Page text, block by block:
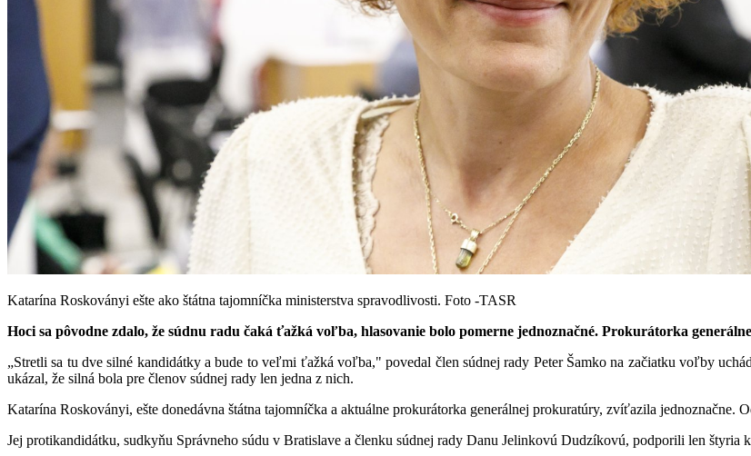
Katarína Roskoványi ešte ako štátna tajomníčka ministerstva spravodlivosti. Foto -TASR
Hoci sa pôvodne zdalo, že súdnu radu čaká ťažká voľba, hlasovanie bolo pomerne jednoznačné. Prokurátorka
„Stretli sa tu dve silné kandidátky a bude to veľmi ťažká voľba," povedal člen súdnej rady Peter Šamko na začiatku voľby
ukázal, že silná bola pre členov súdnej rady len jedna z nich.
Katarína Roskoványi, ešte donedávna štátna tajomníčka a aktuálne prokurátorka generálnej prokuratúry, zvíťazila jednoznačne.
Jej protikandidátku, sudkyňu Správneho súdu v Bratislave a členku súdnej rady Danu Jelinkovú Dudzíkovú, podporili len štyria